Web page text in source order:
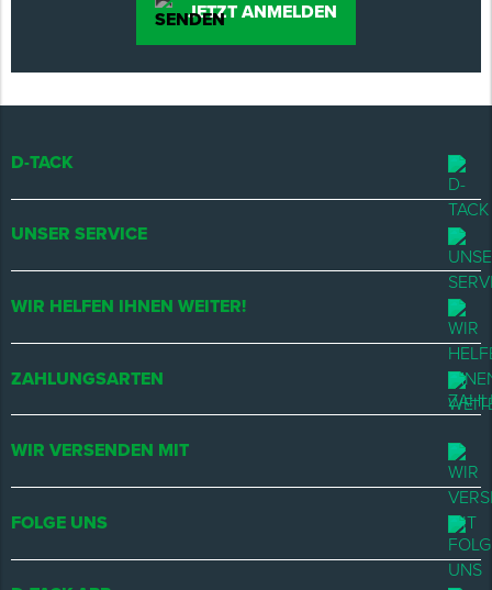
JETZT ANMELDEN
D-TACK
UNSER SERVICE
WIR HELFEN IHNEN WEITER!
ZAHLUNGSARTEN
WIR VERSENDEN MIT
FOLGE UNS